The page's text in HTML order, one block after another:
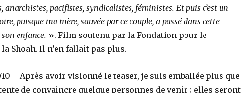
anarchistes, pacifistes, syndicalistes, féministes. Et puis c’est un
puisque ma mère, sauvée par ce couple, a passé dans cette
enfance. ». Film soutenu par la Fondation pour le
Shoah. Il n’en fallait pas plus.
– Après avoir visionné le teaser, je suis emballée plus que
de convaincre quelque personnes de venir ; elles seront